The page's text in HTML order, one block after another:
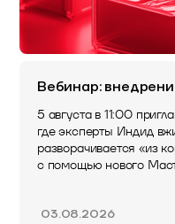
Вебинар:
5 августа в 11:00
где эксперты Индид
разворачивается «из
с помощью нового
03.08.2026